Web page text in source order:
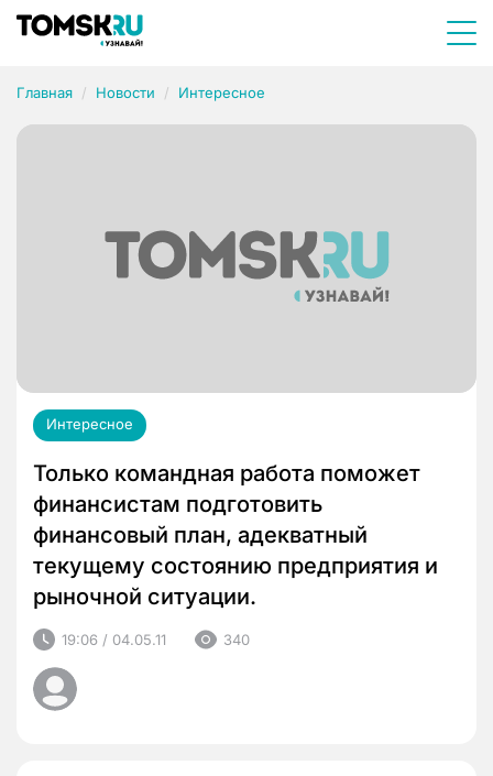
Главная Новости Интересное
Интересное
Только командная работа поможет
финансистам подготовить
финансовый план, адекватный
текущему состоянию предприятия и
рыночной ситуации.
19:06 / 04.05.11 340